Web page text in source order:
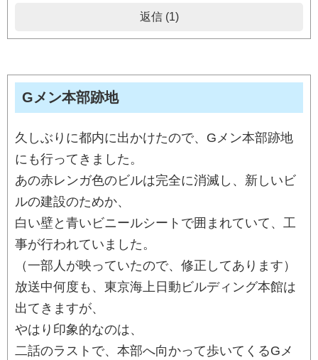
返信 (1)
Gメン本部跡地
久しぶりに都内に出かけたので、Gメン本部跡地
にも行ってきました。
あの赤レンガ色のビルは完全に消滅し、新しいビ
ルの建設のためか、
白い壁と青いビニールシートで囲まれていて、工
事が行われていました。
（一部人が映っていたので、修正してあります）
放送中何度も、東京海上日動ビルディング本館は
出てきますが、
やはり印象的なのは、
二話のラストで、本部へ向かって歩いてくるGメ